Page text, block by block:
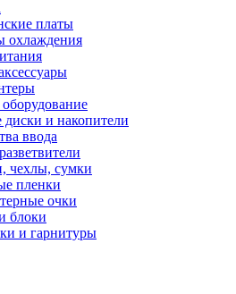
платы
охлаждения
диски и накопители
ввода
чехлы, сумки
пленки
очки
блоки
и гарнитуры